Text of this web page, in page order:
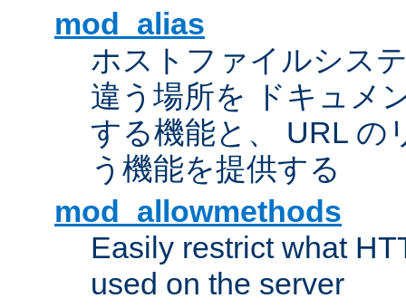
mod_alias
ホストファイルシス
違う場所を ドキュメ
する機能と、 URL の
う機能を提供する
mod_allowmethods
Easily restrict what
used on the server